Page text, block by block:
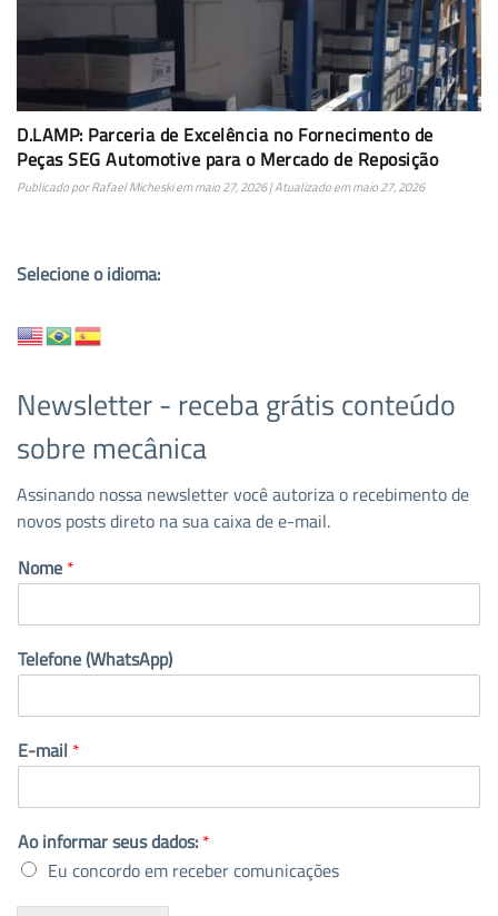
D.LAMP: Parceria de Excelência no Fornecimento de
Peças SEG Automotive para o Mercado de Reposição
Publicado porRafael Micheskiemmaio 27, 2026| Atualizado emmaio 27, 2026
Selecione o idioma:
Newsletter - receba grátis conteúdo
sobre mecânica
Assinando nossa newsletter você autoriza o recebimento de
novos posts direto na sua caixa de e-mail.
Nome *
Telefone (WhatsApp)
E-mail *
Ao informar seus dados: *
Eu concordo em receber comunicações